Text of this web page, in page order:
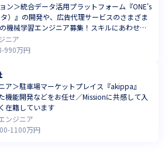
ン＞統合データ活用プラットフォーム『ONE's
）』の開発や、広告代理サービスのさまざま
機械学習エンジニア募集！スキルにあわせて
ニア
-990万円
ア＞駐車場マーケットプレイス『akippa』
機能開発などをお任せ／Missionに共感して入
在籍しています
ンジニア
-1100万円